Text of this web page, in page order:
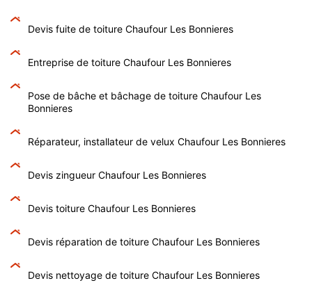
Devis fuite de toiture Chaufour Les Bonnieres
Entreprise de toiture Chaufour Les Bonnieres
Pose de bâche et bâchage de toiture Chaufour Les
Bonnieres
Réparateur, installateur de velux Chaufour Les Bonnieres
Devis zingueur Chaufour Les Bonnieres
Devis toiture Chaufour Les Bonnieres
Devis réparation de toiture Chaufour Les Bonnieres
Devis nettoyage de toiture Chaufour Les Bonnieres